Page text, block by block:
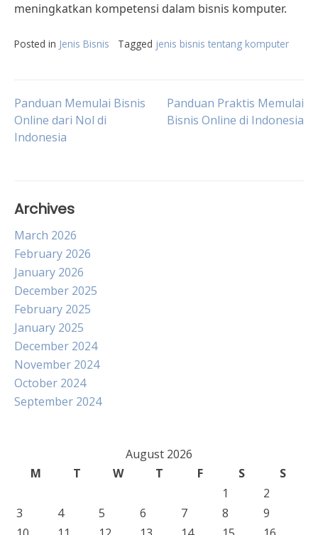
meningkatkan kompetensi dalam bisnis komputer.
Posted in Jenis Bisnis Tagged jenis bisnis tentang komputer
Post
navigation
Panduan Memulai Bisnis
Online dari Nol di
Indonesia
Panduan Praktis Memulai
Bisnis Online di Indonesia
Archives
March 2026
February 2026
January 2026
December 2025
February 2025
January 2025
December 2024
November 2024
October 2024
September 2024
August 2026
M
T W T F S
S
1
2
3
4 5 6 7 8
9